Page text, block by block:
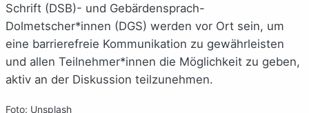
Schrift (DSB)- und Gebärdensprach-
Dolmetscher*innen (DGS) werden vor Ort sein, um
eine barrierefreie Kommunikation zu gewährleisten
und allen Teilnehmer*innen die Möglichkeit zu geben,
aktiv an der Diskussion teilzunehmen.
Foto: Unsplash